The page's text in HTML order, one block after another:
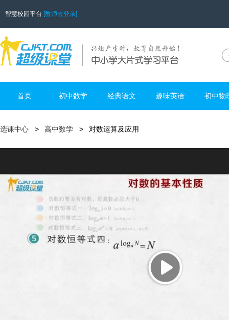
智慧校园平台 [教师去登录]
首页 初中数学 经典语文 趣味英语 初中物
选课中心 高中数学 对数运算及应用